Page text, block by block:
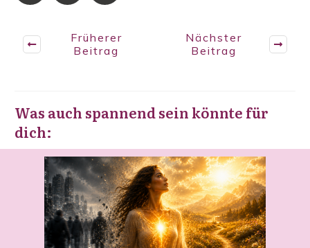
Früherer
Beitrag
Nächster
Beitrag
Was auch spannend sein könnte für
dich: